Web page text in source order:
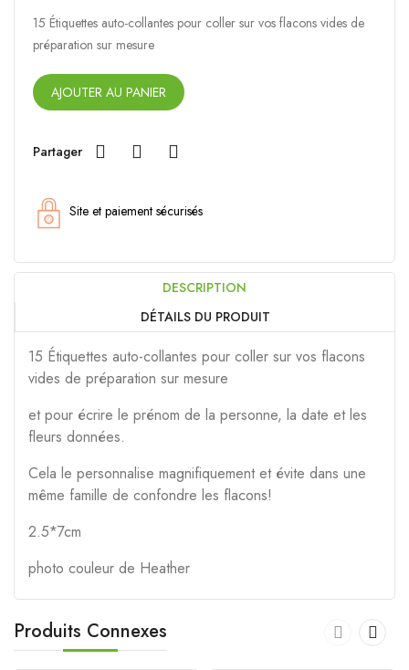
15 Étiquettes auto-collantes pour coller sur vos flacons vides de
préparation sur mesure
AJOUTER AU PANIER
Partager
Site et paiement sécurisés
DESCRIPTION
DÉTAILS DU PRODUIT
15 Étiquettes auto-collantes pour coller sur vos flacons
vides de préparation sur mesure
et pour écrire le prénom de la personne, la date et les
fleurs données.
Cela le personnalise magnifiquement et évite dans une
même famille de confondre les flacons!
2.5*7cm
photo couleur de Heather
Produits Connexes